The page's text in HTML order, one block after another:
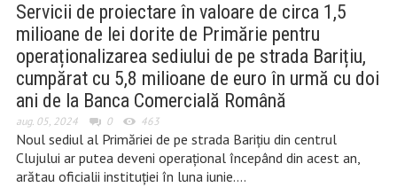
Servicii de proiectare în valoare de circa 1,5
milioane de lei dorite de Primărie pentru
operaționalizarea sediului de pe strada Barițiu,
cumpărat cu 5,8 milioane de euro în urmă cu doi
ani de la Banca Comercială Română
aug. 05, 2024 0 463
Noul sediul al Primăriei de pe strada Barițiu din centrul
Clujului ar putea deveni operațional începând din acest an,
arătau oficialii instituției în luna iunie….